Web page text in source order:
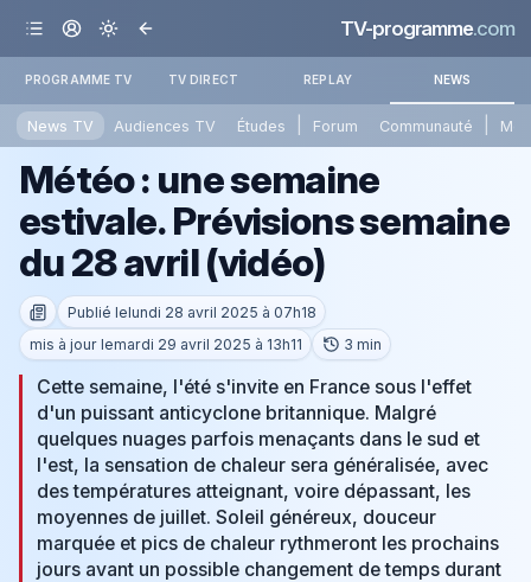
TV-programme.com
PROGRAMME TV TV DIRECT REPLAY NEWS
News TV Audiences TV Études Forum Communauté
Météo : une semaine
estivale. Prévisions semaine
du 28 avril (vidéo)
Publié lelundi 28 avril 2025 à 07h18
mis à jour lemardi 29 avril 2025 à 13h11 3 min
Cette semaine, l'été s'invite en France sous l'effet
d'un puissant anticyclone britannique. Malgré
quelques nuages parfois menaçants dans le sud et
l'est, la sensation de chaleur sera généralisée, avec
des températures atteignant, voire dépassant, les
moyennes de juillet. Soleil généreux, douceur
marquée et pics de chaleur rythmeront les prochains
jours avant un possible changement de temps durant